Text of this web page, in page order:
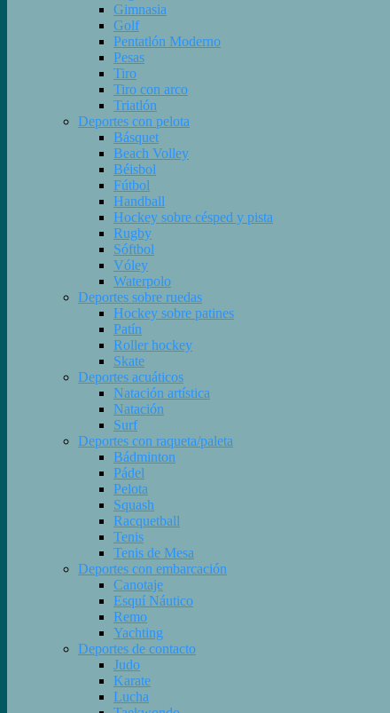
Gimnasia
Golf
Pentatlón Moderno
Pesas
Tiro
Tiro con arco
Triatlón
Deportes con pelota
Básquet
Beach Volley
Béisbol
Fútbol
Handball
Hockey sobre césped y pista
Rugby
Sóftbol
Vóley
Waterpolo
Deportes sobre ruedas
Hockey sobre patines
Patín
Roller hockey
Skate
Deportes acuáticos
Natación artística
Natación
Surf
Deportes con raqueta/paleta
Bádminton
Pádel
Pelota
Squash
Racquetball
Tenis
Tenis de Mesa
Deportes con embarcación
Canotaje
Esquí Náutico
Remo
Yachting
Deportes de contacto
Judo
Karate
Lucha